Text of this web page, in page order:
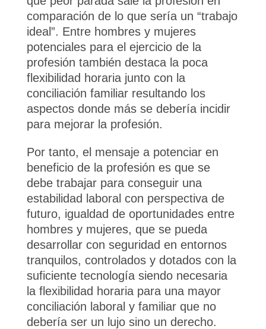
comparación de lo que sería un “trabajo
ideal”. Entre hombres y mujeres
potenciales para el ejercicio de la
profesión también destaca la poca
flexibilidad horaria junto con la
conciliación familiar resultando los
aspectos donde más se debería incidir
para mejorar la profesión.
Por tanto, el mensaje a potenciar en
beneficio de la profesión es que se
debe trabajar para conseguir una
estabilidad laboral con perspectiva de
futuro, igualdad de oportunidades entre
hombres y mujeres, que se pueda
desarrollar con seguridad en entornos
tranquilos, controlados y dotados con la
suficiente tecnología siendo necesaria
la flexibilidad horaria para una mayor
conciliación laboral y familiar que no
debería ser un lujo sino un derecho.